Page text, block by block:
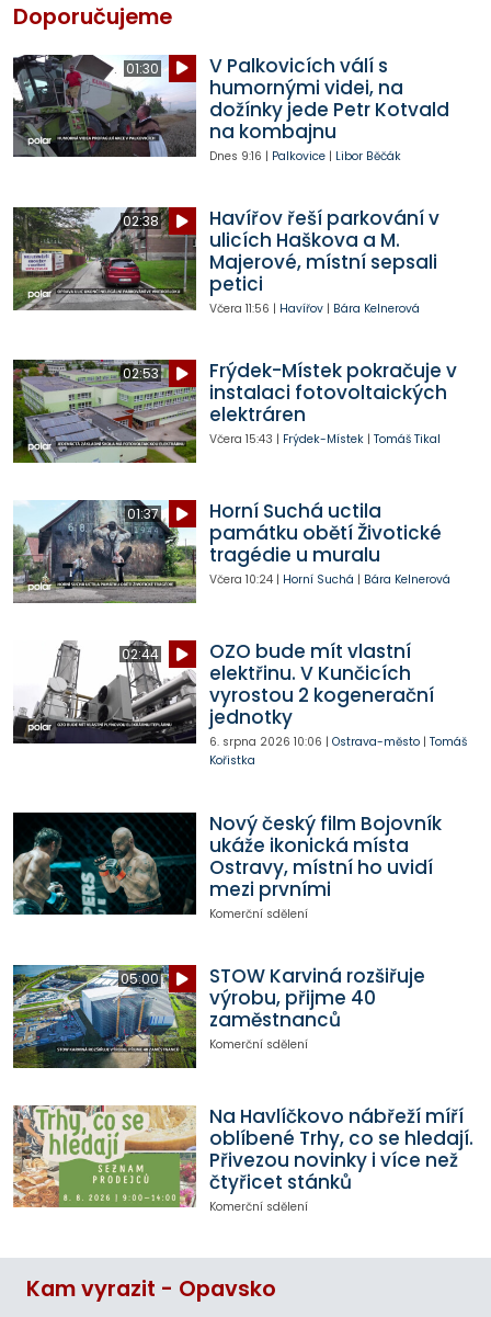
Doporučujeme
01:30
V Palkovicích válí s
humornými videi, na
dožínky jede Petr Kotvald
na kombajnu
Dnes 9:16 | Palkovice| Libor Běčák
02:38
Havířov řeší parkování v
ulicích Haškova a M.
Majerové, místní sepsali
petici
Včera 11:56 | Havířov| Bára Kelnerová
02:53
Frýdek-Místek pokračuje v
instalaci fotovoltaických
elektráren
Včera 15:43 | Frýdek-Místek| Tomáš Tikal
01:37
Horní Suchá uctila
památku obětí Životické
tragédie u muralu
Včera 10:24| Horní Suchá | Bára Kelnerová
02:44
OZO bude mít vlastní
elektřinu. V Kunčicích
vyrostou 2 kogenerační
jednotky
6. srpna 2026 10:06 | Ostrava-město| Tomáš
Kořistka
Nový český film Bojovník
ukáže ikonická místa
Ostravy, místní ho uvidí
mezi prvními
Komerční sdělení
05:00
STOW Karviná rozšiřuje
výrobu, přijme 40
zaměstnanců
Komerční sdělení
Na Havlíčkovo nábřeží míří
oblíbené Trhy, co se hledají.
Přivezou novinky i více než
čtyřicet stánků
Komerční sdělení
Kam vyrazit - Opavsko